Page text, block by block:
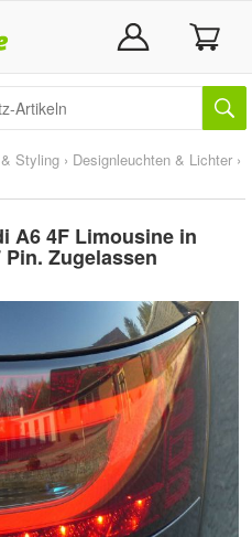
Styling › Designleuchten & Lichter ›
A6 4F Limousine in
Zugelassen